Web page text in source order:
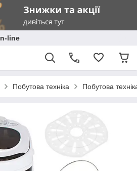
line
Побутова техніка Побутова